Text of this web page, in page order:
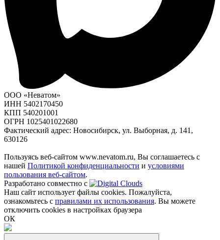
ООО «Неватом»
ИНН 5402170450
КПП 540201001
ОГРН 1025401022680
Фактический адрес: Новосибирск, ул. Выборная, д. 141,
630126
Пользуясь веб-сайтом www.nevatom.ru, Вы соглашаетесь с
нашей Политикой конфиденциальности и условиями
пользования веб-сайтом.
Разработано совместно с
Наш сайт использует файлы cookies. Пожалуйста,
ознакомьтесь с правилами их использования. Вы можете
отключить cookies в настройках браузера
ОК